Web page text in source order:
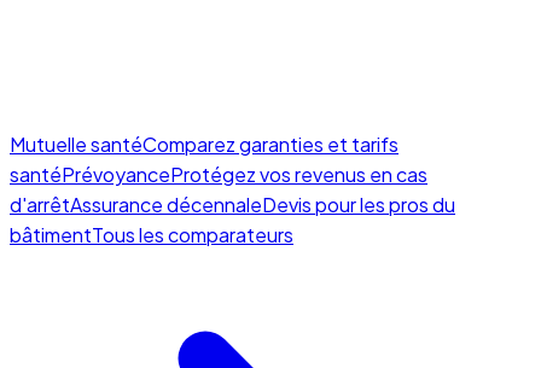
Mutuelle santéComparez garanties et tarifs
santéPrévoyanceProtégez vos revenus en cas
d'arrêtAssurance décennaleDevis pour les pros du
bâtimentTous les comparateurs